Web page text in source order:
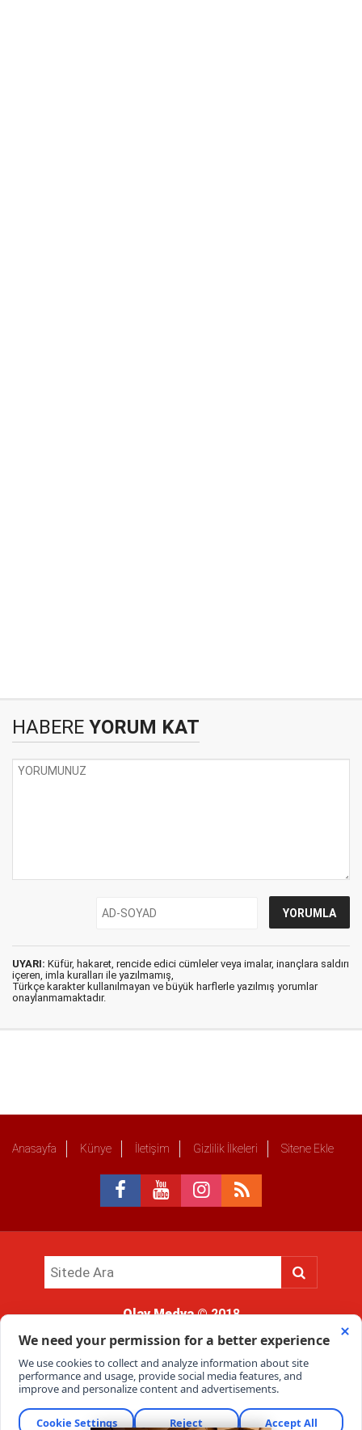
HABERE YORUM KAT
UYARI: Küfür, hakaret, rencide edici cümleler veya imalar, inançlara saldırı
içeren, imla kuralları ile yazılmamış,
Türkçe karakter kullanılmayan ve büyük harflerle yazılmış yorumlar
onaylanmamaktadır.
Anasayfa Künye İletişim Gizlilik İlkeleri Sitene Ekle
Olay Medya© 2018
kullanımı hukuki yaptırıma tabidir.